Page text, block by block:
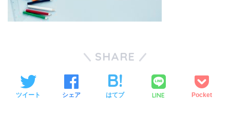
SHARE
ツイート シェア はてブ LINE Pocket